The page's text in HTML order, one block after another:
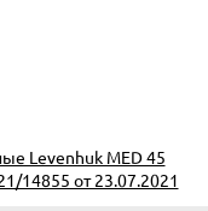
Levenhuk MED 45
14855 от 23.07.2021